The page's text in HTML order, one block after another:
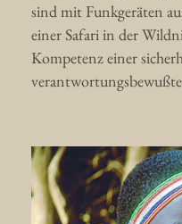
sind mit Funkgeräten
einer Safari in der
Kompetenz einer